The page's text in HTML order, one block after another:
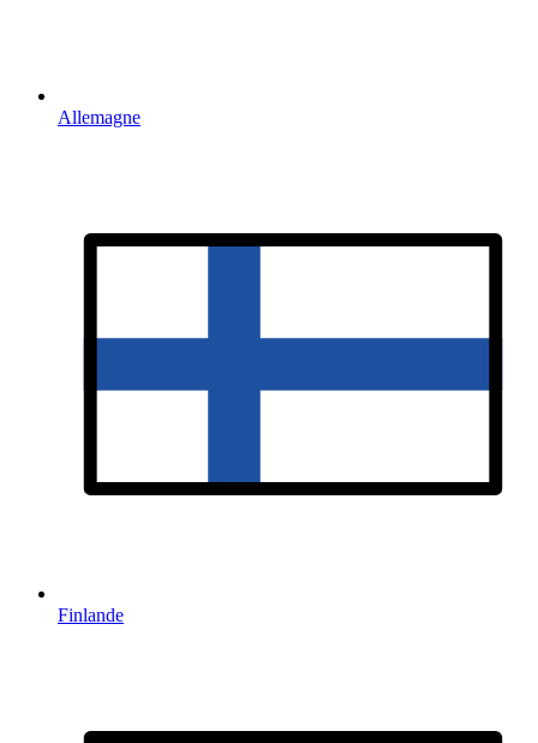
Allemagne
Finlande